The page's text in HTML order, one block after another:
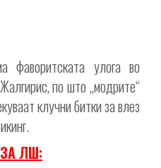
фаворитската улога во
по што „модрите“
клучни битки за влез
ЛШ: